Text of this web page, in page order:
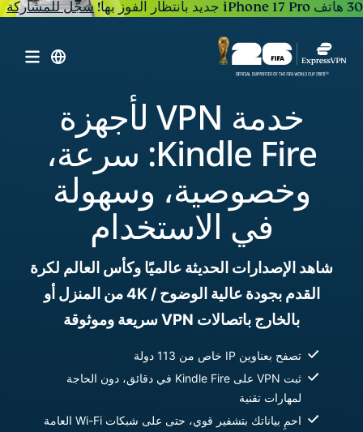
30 هاتف iPhone 17 Pro جديد بانتظار الفوز بها! سجّل للمشاركة
خدمة VPN لأجهزة
Kindle Fire: سرعة،
وخصوصية، وسهولة
في الاستخدام
شاهد الإصدارات الحديثة عالميًا وكأس العالم لكرة
القدم بجودة عالية الوضوح / 4K من المنزل أو
بالخارج باتصالات VPN سريعة وموثوقة
تصفح بعناوين IP خاص من 113 دولة
ثبت VPN على Kindle Fire في دقائق، دون الحاجة
لمهارات تقنية
احمِ بياناتك بتشفير قوي، حتى على شبكات Wi-Fi العامة